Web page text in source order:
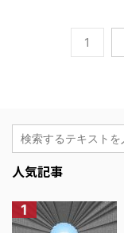
1
人気記事